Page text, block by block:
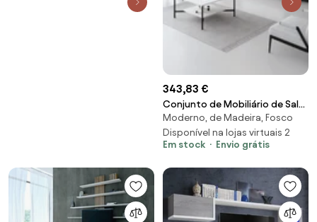
343,83 €
Conjunto de Mobiliário de Sala
Black Line Set – Branco/Preto –
TV Stan
Moderno, de Madeira, Fosco
Disponível na lojas virtuais 2
Em stock
Envio grátis